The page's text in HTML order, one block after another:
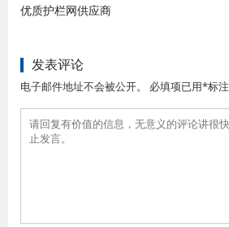
优质护栏网供应商
发表评论
电子邮件地址不会被公开。 必填项已用*标注